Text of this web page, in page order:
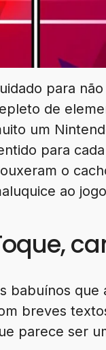
para
de
um
para
o
ao
babuínos que
breves
parece ser